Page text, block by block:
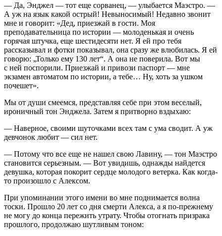
— Да, Энджел — тот еще сорванец, — улыбается Маэстро. —
А уж на язык какой острый! Невыносимый! Недавно звонит
мне и говорит: «Дед, приезжай в гости. Моя
преподавательница по истории — молоденькая и очень
горячая штучка, еще шестидесяти нет. Я ей про тебя
рассказывал и фотки показывал, она сразу же влюбилась. Я ей
говорю: „Только ему 130 лет“. А она не поверила. Вот мы
с ней поспорили. Приезжай и привози паспорт — мне
экзамен автоматом по истории, а тебе… Ну, хоть за ушком
почешет».
Мы от души смеемся, представляя себе при этом веселый,
ироничный тон Энджела. Затем я притворно вздыхаю:
— Наверное, своими шуточками всех там с ума сводит. А уж
девчонок любит — сил нет.
— Потому что все еще не нашел свою Лавину, — тон Маэстро
становится серьезным. — Вот увидишь, однажды найдется
девушка, которая покорит сердце молодого ветерка. Как когда-
то произошло с Алексом.
При упоминании этого имени во мне поднимается волна
тоски. Прошло 20 лет со дня смерти Алекса, а я по-прежнему
не могу до конца пережить утрату. Чтобы отогнать призрака
прошлого, продолжаю шутливым тоном: